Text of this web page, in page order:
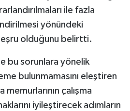
ile fazla
yönündeki
olduğunu belirtti.
bu sorunlara yönelik
bulunmamasını eleştiren
çalışma
iyileştirecek adımların